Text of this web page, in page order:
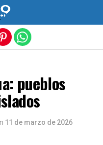
pueblos
11 de marzo de 2026
móvil